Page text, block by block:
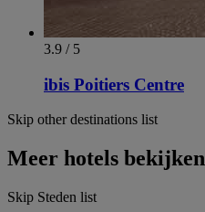
3.9 / 5
ibis Poitiers Centre
Skip other destinations list
Meer hotels bekijken
Skip Steden list